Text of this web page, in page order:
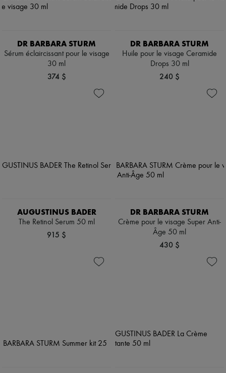
DR BARBARA STURM
Sérum éclaircissant pour le visage
30 ml
374 $
DR BARBARA STURM
Huile pour le visage Ceramide
Drops 30 ml
240 $
AUGUSTINUS BADER
The Retinol Serum 50 ml
915 $
DR BARBARA STURM
Crème pour le visage Super Anti-
Âge 50 ml
430 $